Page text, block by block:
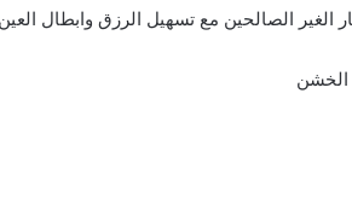
الغير الصالحين مع تسهيل الرزق وابطال
الخشن